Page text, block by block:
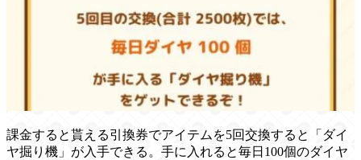
課金すると貰える引換券でアイテムを5回交換すると「ダイ
ヤ掘り機」が入手できる。手に入れると毎日100個のダイヤ